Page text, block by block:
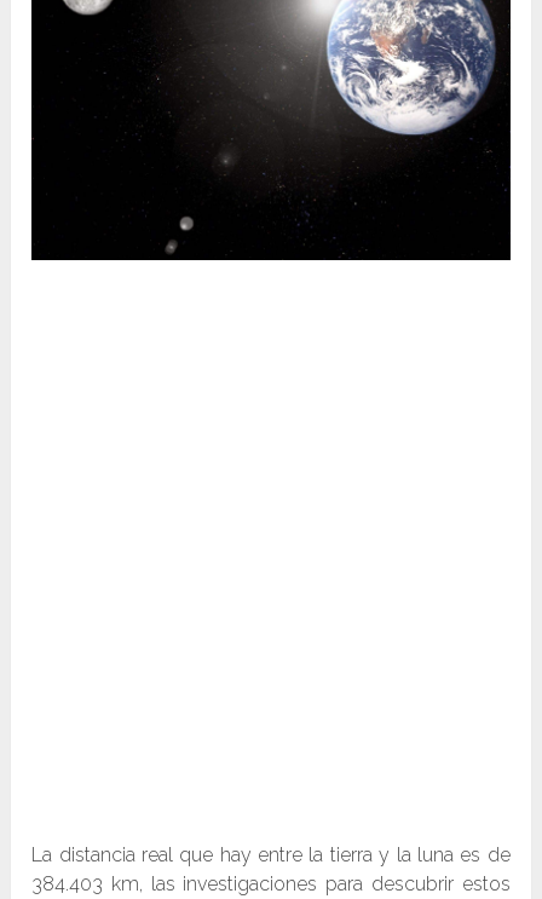
La distancia real que hay entre la tierra y la luna es de
384.403 km, las investigaciones para descubrir estos